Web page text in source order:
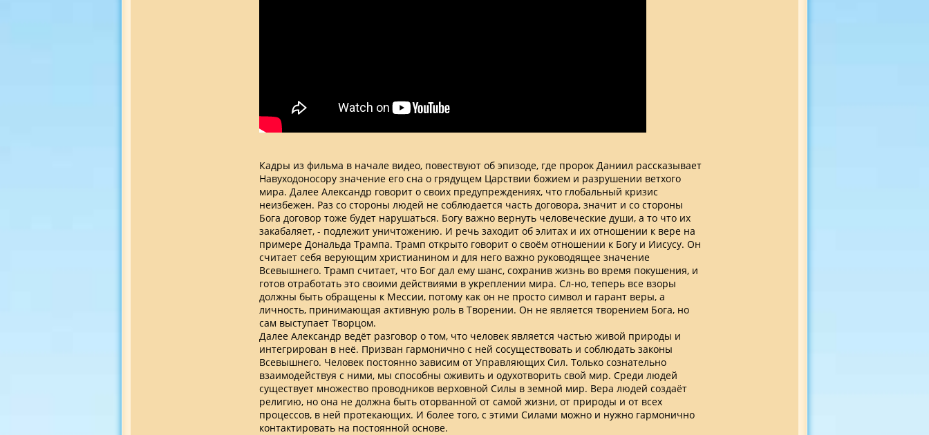
Кадры из фильма в начале видео, повествуют об эпизоде, где пророк Даниил рассказывает
Навуходоносору значение его сна о грядущем Царствии божием и разрушении ветхого
мира. Далее Александр говорит о своих предупреждениях, что глобальный кризис
неизбежен. Раз со стороны людей не соблюдается часть договора, значит и со стороны
Бога договор тоже будет нарушаться. Богу важно вернуть человеческие души, а то что их
закабаляет, - подлежит уничтожению. И речь заходит об элитах и их отношении к вере на
примере Дональда Трампа. Трамп открыто говорит о своём отношении к Богу и Иисусу. Он
считает себя верующим христианином и для него важно руководящее значение
Всевышнего. Трамп считает, что Бог дал ему шанс, сохранив жизнь во время покушения, и
готов отработать это своими действиями в укреплении мира. Сл-но, теперь все взоры
должны быть обращены к Мессии, потому как он не просто символ и гарант веры, а
личность, принимающая активную роль в Творении. Он не является творением Бога, но
сам выступает Творцом.
Далее Александр ведёт разговор о том, что человек является частью живой природы и
интегрирован в неё. Призван гармонично с ней сосуществовать и соблюдать законы
Всевышнего. Человек постоянно зависим от Управляющих Сил. Только сознательно
взаимодействуя с ними, мы способны оживить и одухотворить свой мир. Среди людей
существует множество проводников верховной Силы в земной мир. Вера людей создаёт
религию, но она не должна быть оторванной от самой жизни, от природы и от всех
процессов, в ней протекающих. И более того, с этими Силами можно и нужно гармонично
контактировать на постоянной основе.